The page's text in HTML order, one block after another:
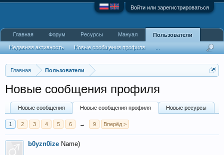
Войти или зарегистрироваться
Главная Пользователи
Новые сообщения профиля
Новые сообщения Новые сообщения профиля Новые ресурсы
1 2 3 4 5 6 → 9 Вперёд >
b0yzn0ize Name)
Главная Форум Ресурсы Мануал Пользователи
Недавняя активность Новые сообщения профиля